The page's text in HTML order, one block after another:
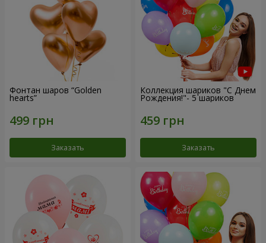
Фонтан шаров “Golden
hearts”
Заказать
Коллекция шариков "С Днем
Рождения!"- 5 шариков
Заказать